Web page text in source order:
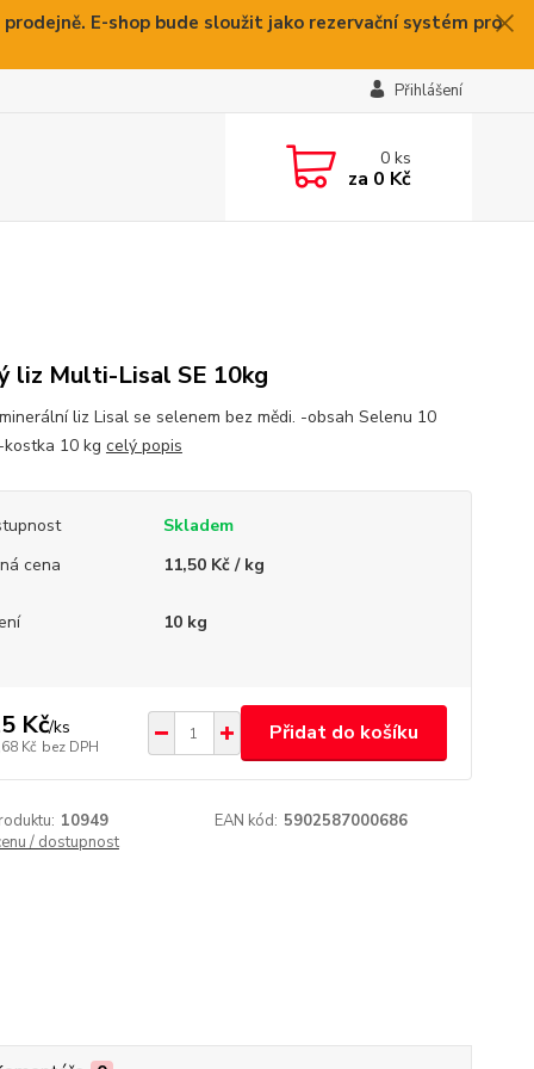
E-shop bude sloužit jako rezervační systém pro
Přihlášení
0ks
za 0 Kč
liz Multi-Lisal SE 10kg
liz Lisal se selenem bez mědi. -obsah Selenu 10
10 kg celý popis
Skladem
cena
11,50 Kč / kg
10 kg
Kč/ks
Kč bez DPH
Přidat do košíku
10949 EAN kód: 5902587000686
/ dostupnost